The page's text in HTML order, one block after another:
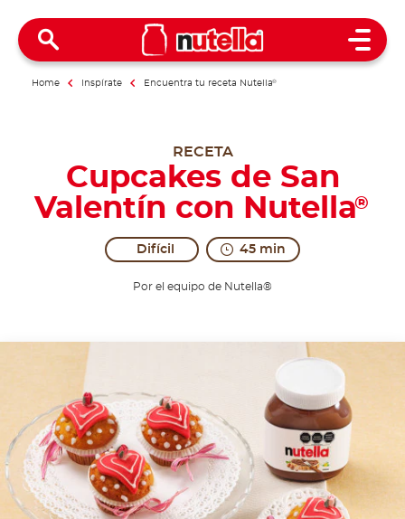
Open
Home Inspírate Encuentra tu receta Nutella®
RECETA
Cupcakes de San
Valentín con Nutella®
Difícil 45 min
Por el equipo de Nutella®